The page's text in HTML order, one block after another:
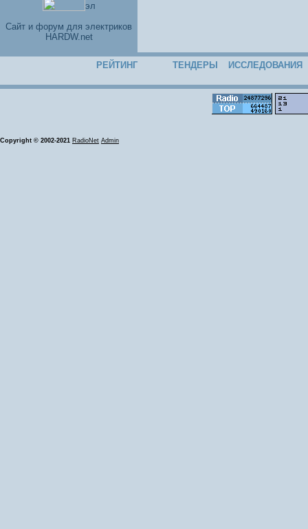
Cайт и форум для электриков
HARDW.net
РЕЙТИНГ ТЕНДЕРЫ ИССЛЕДОВАНИЯ
Copyright © 2002-2021 RadioNet Admin